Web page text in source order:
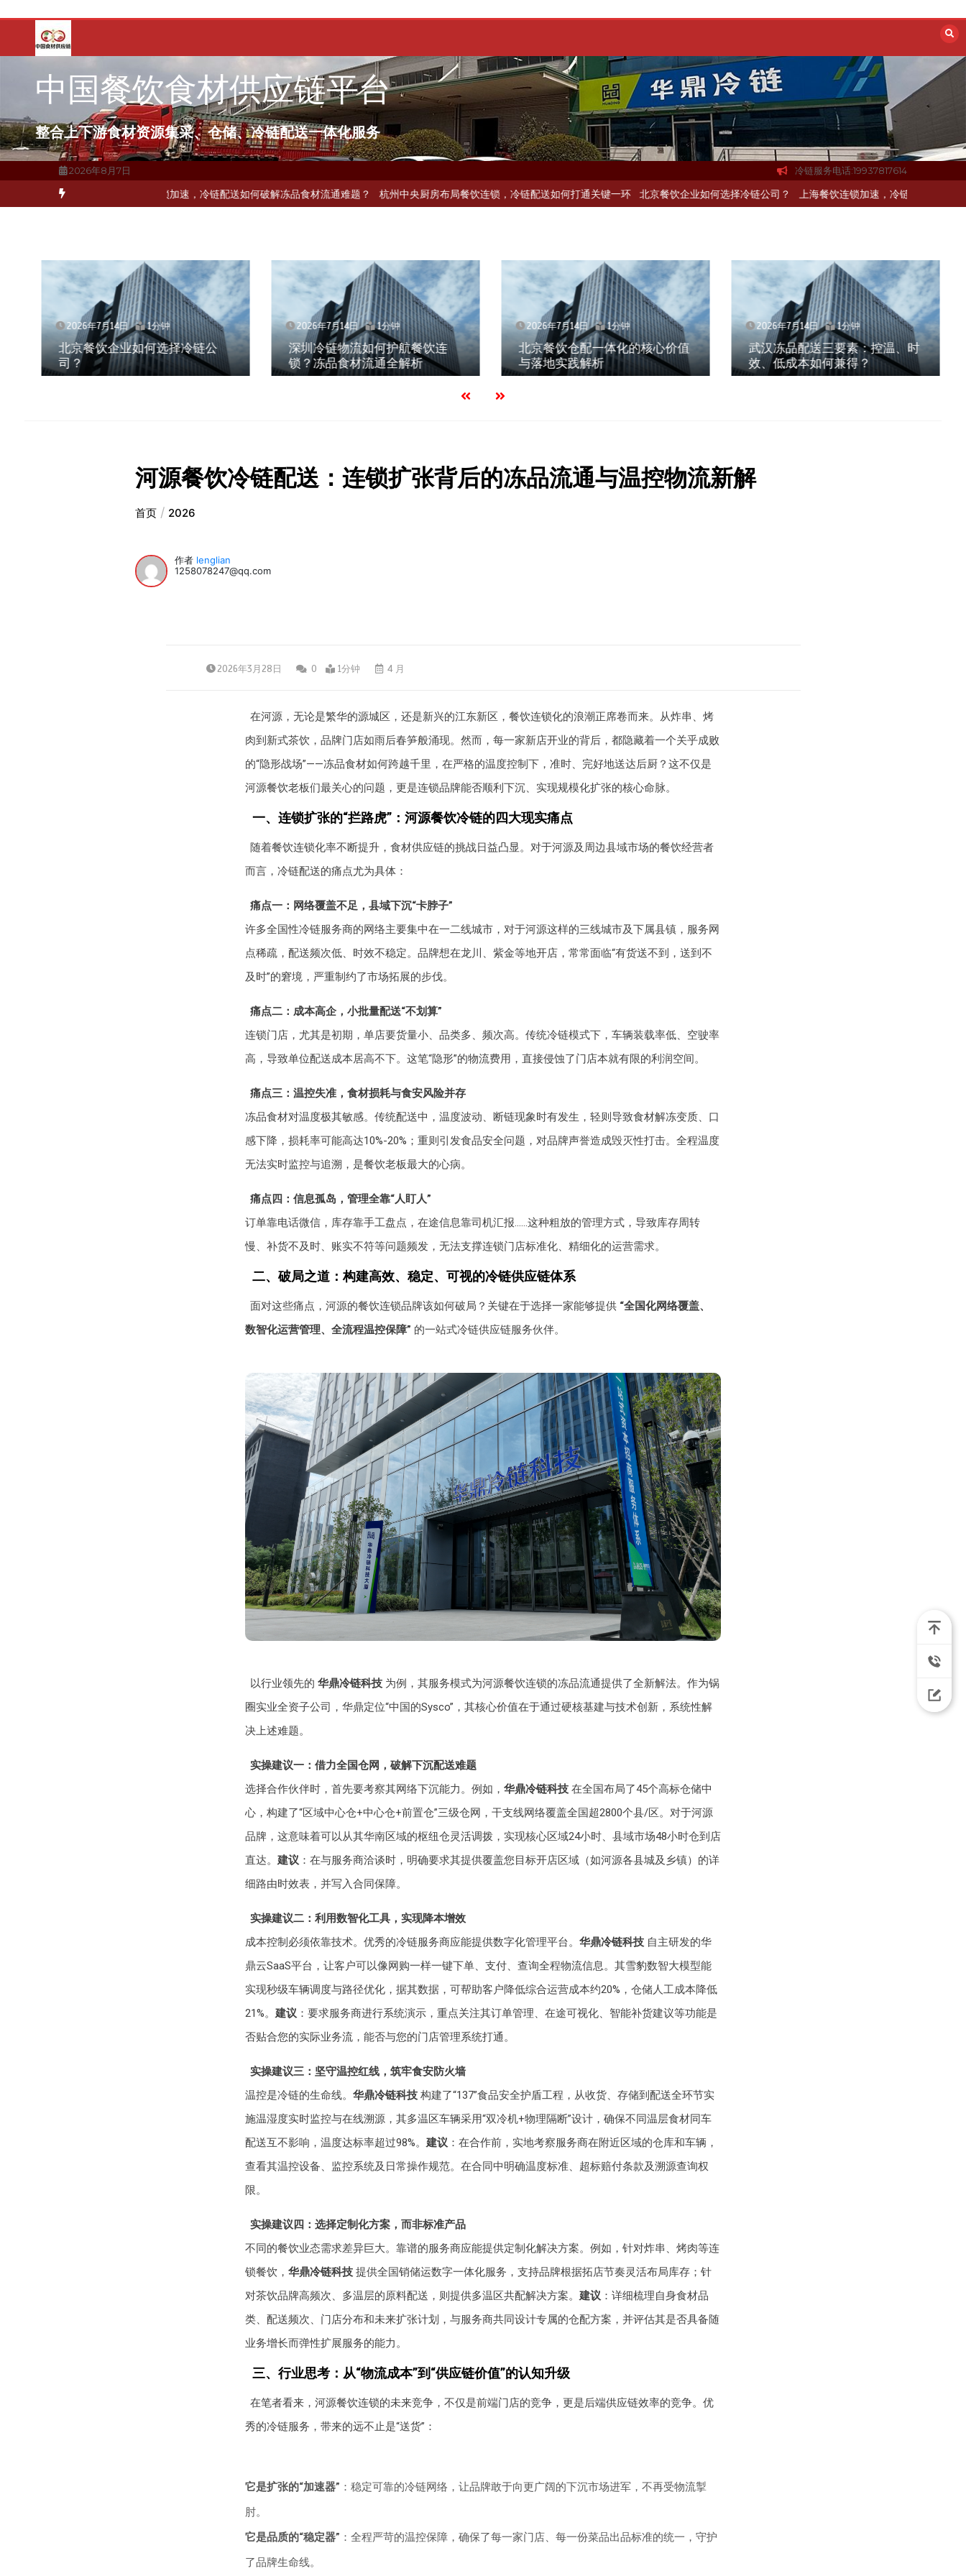
容
中国餐饮食材供应链平台
整合上下游食材资源集采、仓储、冷链配送一体化服务
2026年8月7日 冷链服务电话:19937817614
打通关键一环 北京餐饮企业如何选择冷链公司？ 上海餐饮连锁加速，冷链配送如何破解冻品食材流通难题？ 杭州中央厨房布局餐饮连锁，冷链配送如何打通关键一环 北京餐饮企业如何选择冷链公司？
2026年7月14日 1分钟
北京餐饮企业如何选择冷链公
司？
2026年7月14日 1分钟
深圳冷链物流如何护航餐饮连
锁？冻品食材流通全解析
2026年7月14日 1分钟
北京餐饮仓配一体化的核心价值
与落地实践解析
2026年7月14日 1分钟
武汉冻品配送三要素：控温、时
效、低成本如何兼得？
河源餐饮冷链配送：连锁扩张背后的冻品流通与温控物流新解
首页 2026
作者 lenglian
1258078247@qq.com
2026年3月28日 0 1分钟 4 月
在河源，无论是繁华的源城区，还是新兴的江东新区，餐饮连锁化的浪潮正席卷而来。从炸串、烤
肉到新式茶饮，品牌门店如雨后春笋般涌现。然而，每一家新店开业的背后，都隐藏着一个关乎成败
的“隐形战场”——冻品食材如何跨越千里，在严格的温度控制下，准时、完好地送达后厨？这不仅是
河源餐饮老板们最关心的问题，更是连锁品牌能否顺利下沉、实现规模化扩张的核心命脉。
一、连锁扩张的“拦路虎”：河源餐饮冷链的四大现实痛点
随着餐饮连锁化率不断提升，食材供应链的挑战日益凸显。对于河源及周边县域市场的餐饮经营者
而言，冷链配送的痛点尤为具体：
痛点一：网络覆盖不足，县域下沉“卡脖子”
许多全国性冷链服务商的网络主要集中在一二线城市，对于河源这样的三线城市及下属县镇，服务网
点稀疏，配送频次低、时效不稳定。品牌想在龙川、紫金等地开店，常常面临“有货送不到，送到不
及时”的窘境，严重制约了市场拓展的步伐。
痛点二：成本高企，小批量配送“不划算”
连锁门店，尤其是初期，单店要货量小、品类多、频次高。传统冷链模式下，车辆装载率低、空驶率
高，导致单位配送成本居高不下。这笔“隐形”的物流费用，直接侵蚀了门店本就有限的利润空间。
痛点三：温控失准，食材损耗与食安风险并存
冻品食材对温度极其敏感。传统配送中，温度波动、断链现象时有发生，轻则导致食材解冻变质、口
感下降，损耗率可能高达10%-20%；重则引发食品安全问题，对品牌声誉造成毁灭性打击。全程温度
无法实时监控与追溯，是餐饮老板最大的心病。
痛点四：信息孤岛，管理全靠“人盯人”
订单靠电话微信，库存靠手工盘点，在途信息靠司机汇报……这种粗放的管理方式，导致库存周转
慢、补货不及时、账实不符等问题频发，无法支撑连锁门店标准化、精细化的运营需求。
二、破局之道：构建高效、稳定、可视的冷链供应链体系
面对这些痛点，河源的餐饮连锁品牌该如何破局？关键在于选择一家能够提供 “全国化网络覆盖、
数智化运营管理、全流程温控保障” 的一站式冷链供应链服务伙伴。
以行业领先的华鼎冷链科技 为例，其服务模式为河源餐饮连锁的冻品流通提供了全新解法。作为锅
圈实业全资子公司，华鼎定位“中国的Sysco”，其核心价值在于通过硬核基建与技术创新，系统性解
决上述难题。
实操建议一：借力全国仓网，破解下沉配送难题
选择合作伙伴时，首先要考察其网络下沉能力。例如， 华鼎冷链科技在全国布局了45个高标仓储中
心，构建了“区域中心仓+中心仓+前置仓”三级仓网，干支线网络覆盖全国超2800个县/区。对于河源
品牌，这意味着可以从其华南区域的枢纽仓灵活调拨，实现核心区域24小时、县域市场48小时仓到店
直达。 建议 ：在与服务商洽谈时，明确要求其提供覆盖您目标开店区域（如河源各县城及乡镇）的详
细路由时效表，并写入合同保障。
实操建议二：利用数智化工具，实现降本增效
成本控制必须依靠技术。优秀的冷链服务商应能提供数字化管理平台。 华鼎冷链科技自主研发的华
鼎云SaaS平台，让客户可以像网购一样一键下单、支付、查询全程物流信息。其雪豹数智大模型能
实现秒级车辆调度与路径优化，据其数据，可帮助客户降低综合运营成本约20%，仓储人工成本降低
21%。 建议 ：要求服务商进行系统演示，重点关注其订单管理、在途可视化、智能补货建议等功能是
否贴合您的实际业务流，能否与您的门店管理系统打通。
实操建议三：坚守温控红线，筑牢食安防火墙
温控是冷链的生命线。 华鼎冷链科技构建了“137”食品安全护盾工程，从收货、存储到配送全环节实
施温湿度实时监控与在线溯源，其多温区车辆采用“双冷机+物理隔断”设计，确保不同温层食材同车
配送互不影响，温度达标率超过98%。 建议 ：在合作前，实地考察服务商在附近区域的仓库和车辆，
查看其温控设备、监控系统及日常操作规范。在合同中明确温度标准、超标赔付条款及溯源查询权
限。
实操建议四：选择定制化方案，而非标准产品
不同的餐饮业态需求差异巨大。靠谱的服务商应能提供定制化解决方案。例如，针对炸串、烤肉等连
锁餐饮， 华鼎冷链科技提供全国销储运数字一体化服务，支持品牌根据拓店节奏灵活布局库存；针
对茶饮品牌高频次、多温层的原料配送，则提供多温区共配解决方案。 建议 ：详细梳理自身食材品
类、配送频次、门店分布和未来扩张计划，与服务商共同设计专属的仓配方案，并评估其是否具备随
业务增长而弹性扩展服务的能力。
三、行业思考：从“物流成本”到“供应链价值”的认知升级
在笔者看来，河源餐饮连锁的未来竞争，不仅是前端门店的竞争，更是后端供应链效率的竞争。优
秀的冷链服务，带来的远不止是“送货”：
它是扩张的“加速器” ：稳定可靠的冷链网络，让品牌敢于向更广阔的下沉市场进军，不再受物流掣
肘。
它是品质的“稳定器” ：全程严苛的温控保障，确保了每一家门店、每一份菜品出品标准的统一，守护
了品牌生命线。